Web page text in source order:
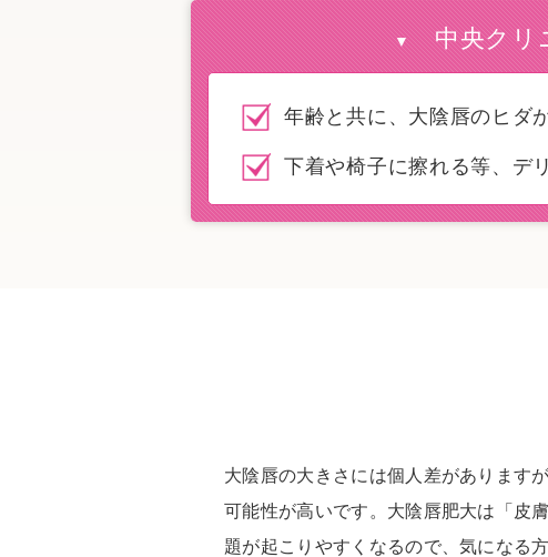
▼中央クリ
年齢と共に、大陰唇のヒダ
下着や椅子に擦れる等、デ
大陰唇の大きさには個人差があります
可能性が高いです。大陰唇肥大は「皮
題が起こりやすくなるので、気になる